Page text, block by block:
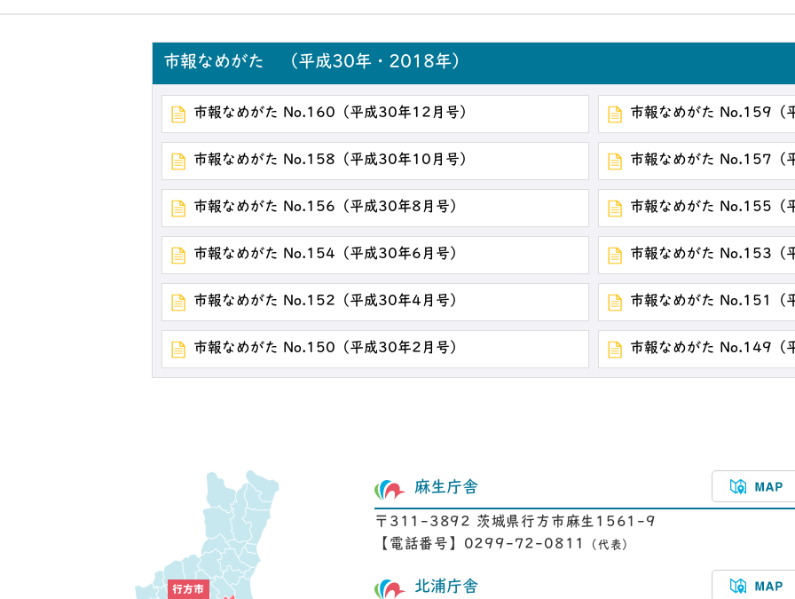
市報なめがた （平成30年・2018年）
市報なめがた No.160（平成30年12月号） 市報なめがた No.159（
市報なめがた No.158（平成30年10月号） 市報なめがた No.157（
市報なめがた No.156（平成30年8月号） 市報なめがた No.155（
市報なめがた No.154（平成30年6月号） 市報なめがた No.153（
市報なめがた No.152（平成30年4月号） 市報なめがた No.151（
市報なめがた No.150（平成30年2月号） 市報なめがた No.149（
麻生庁舎
〒311-3892 茨城県行方市麻生1561-9
【電話番号】0299-72-0811
（代表）
北浦庁舎